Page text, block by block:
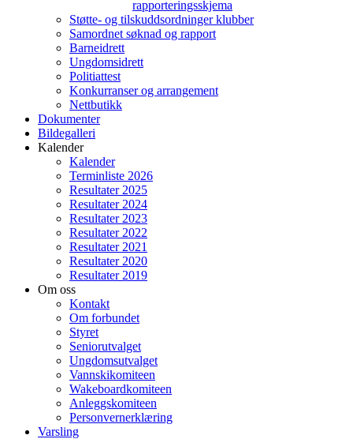
rapporteringsskjema
Støtte- og tilskuddsordninger klubber
Samordnet søknad og rapport
Barneidrett
Ungdomsidrett
Politiattest
Konkurranser og arrangement
Nettbutikk
Dokumenter
Bildegalleri
Kalender
Kalender
Terminliste 2026
Resultater 2025
Resultater 2024
Resultater 2023
Resultater 2022
Resultater 2021
Resultater 2020
Resultater 2019
Om oss
Kontakt
Om forbundet
Styret
Seniorutvalget
Ungdomsutvalget
Vannskikomiteen
Wakeboardkomiteen
Anleggskomiteen
Personvernerklæring
Varsling